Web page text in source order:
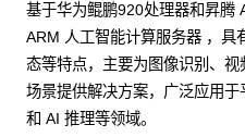
基于华为鲲鹏920处理器和昇腾
ARM 人工智能计算服务器 ，具
态等特点，主要为图像识别、
场景提供解决方案，广泛应用
和 AI 推理等领域。